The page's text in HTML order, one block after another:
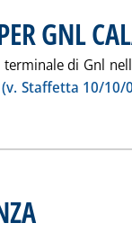
GNL
di Gnl
(v. Staffetta 10/10/